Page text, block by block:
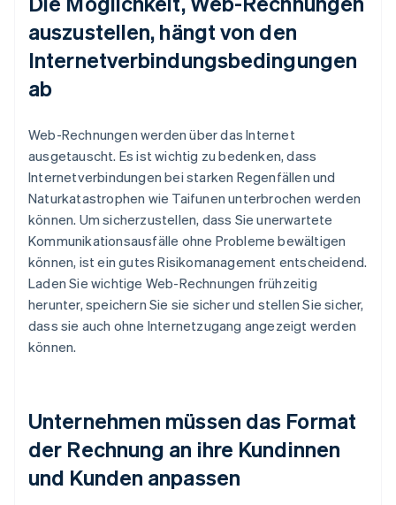
auszustellen, hängt von den
Internetverbindungsbedingungen
ab
Web-Rechnungen werden über das Internet
ausgetauscht. Es ist wichtig zu bedenken, dass
Internetverbindungen bei starken Regenfällen und
Naturkatastrophen wie Taifunen unterbrochen werden
können. Um sicherzustellen, dass Sie unerwartete
Kommunikationsausfälle ohne Probleme bewältigen
können, ist ein gutes Risikomanagement entscheidend.
Laden Sie wichtige Web-Rechnungen frühzeitig
herunter, speichern Sie sie sicher und stellen Sie sicher,
dass sie auch ohne Internetzugang angezeigt werden
können.
Unternehmen müssen das Format
der Rechnung an ihre Kundinnen
und Kunden anpassen